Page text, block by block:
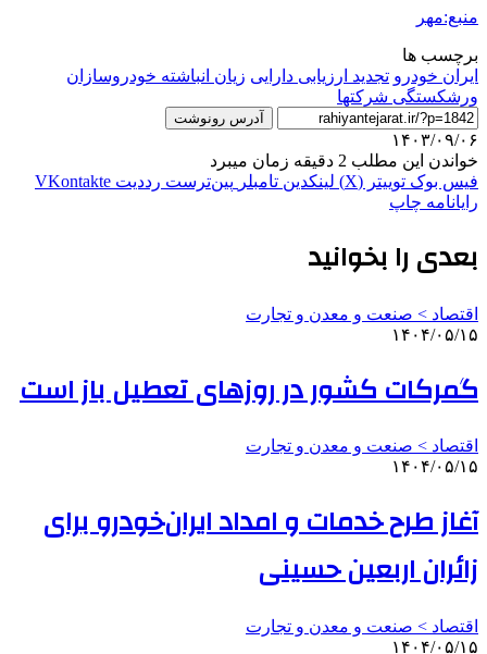
منبع:مهر
برچسب ها
ایران خودرو تجدید ارزیابی دارایی زیان انباشته خودروسازان
ورشکستگی شرکتها
آدرس رونوشت
۱۴۰۳/۰۹/۰۶
خواندن این مطلب 2 دقیقه زمان میبرد
فیس بوک توییتر (X) لینکدین ‫تامبلر ‫پین‌ترست ‫رددیت ‫VKontakte
رایانامه چاپ
بعدی را بخوانید
اقتصاد > صنعت و معدن و تجارت
۱۴۰۴/۰۵/۱۵
گمرکات کشور در روزهای تعطیل باز است
اقتصاد > صنعت و معدن و تجارت
۱۴۰۴/۰۵/۱۵
آغاز طرح خدمات و امداد ایران‌خودرو برای
زائران اربعین حسینی
اقتصاد > صنعت و معدن و تجارت
۱۴۰۴/۰۵/۱۵